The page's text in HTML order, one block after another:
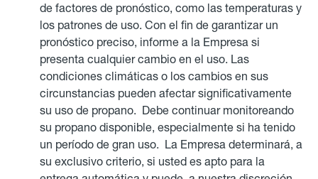
de factores de pronóstico, como las temperaturas y
los patrones de uso. Con el fin de garantizar un
pronóstico preciso, informe a la Empresa si
presenta cualquier cambio en el uso. Las
condiciones climáticas o los cambios en sus
circunstancias pueden afectar significativamente
su uso de propano. Debe continuar monitoreando
su propano disponible, especialmente si ha tenido
un período de gran uso. La Empresa determinará, a
su exclusivo criterio, si usted es apto para la